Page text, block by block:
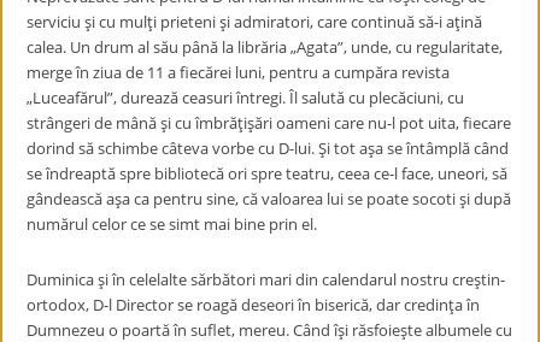
serviciu şi cu mulţi prieteni şi admiratori, care continuă să-i aţină
calea. Un drum al său până la librăria „Agata”, unde, cu regularitate,
merge în ziua de 11 a fiecărei luni, pentru a cumpăra revista
„Luceafărul”, durează ceasuri întregi. Îl salută cu plecăciuni, cu
strângeri de mână şi cu îmbrăţişări oameni care nu-l pot uita, fiecare
dorind să schimbe câteva vorbe cu D-lui. Şi tot aşa se întâmplă când
se îndreaptă spre bibliotecă ori spre teatru, ceea ce-l face, uneori, să
gândească aşa ca pentru sine, că valoarea lui se poate socoti şi după
numărul celor ce se simt mai bine prin el.
Duminica şi în celelalte sărbători mari din calendarul nostru creştin-
ortodox, D-l Director se roagă deseori în biserică, dar credinţa în
Dumnezeu o poartă în suflet, mereu. Când îşi răsfoieşte albumele cu